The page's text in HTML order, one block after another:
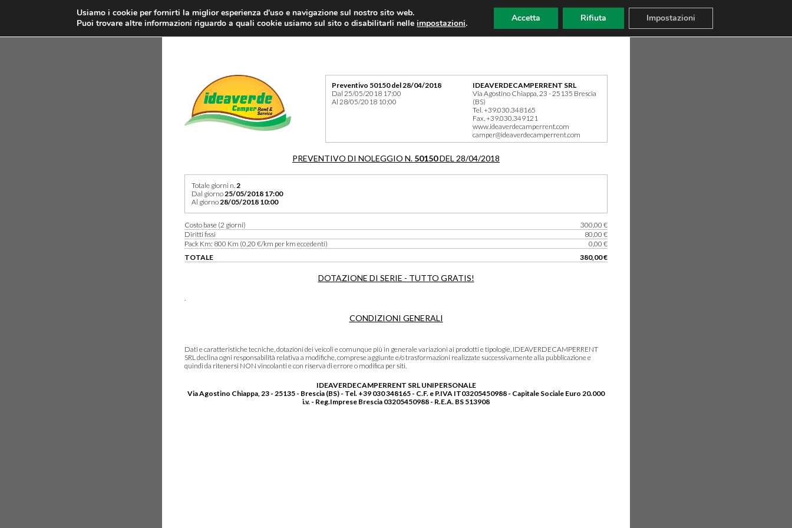
IDEAVERDECAMPERRENT SRL
Via Agostino Chiappa, 23 - 25135 Brescia
(BS)
Tel. +39.030.348165
Fax. +39.030.349121
www.ideaverdecamperrent.com
camper@ideaverdecamperrent.com
Preventivo 50150 del 28/04/2018
Dal 25/05/2018 17:00
Al 28/05/2018 10:00
PREVENTIVO DI NOLEGGIO N. 50150DEL 28/04/2018
Totale giorni n.2
Dal giorno25/05/2018 17:00
Al giorno28/05/2018 10:00
Costo base (2 giorni)
300,00 €
Diritti fissi
80,00 €
Pack Km: 800 Km (0,20 €/km per km eccedenti)
0,00 €
TOTALE
380,00 €
DOTAZIONE DI SERIE - TUTTO GRATIS!
.
CONDIZIONI GENERALI
Dati e caratteristiche tecniche, dotazioni dei veicoli e comunque più in generale variazioni ai prodotti e tipologie, IDEAVERDECAMPERRENT
SRL declina ogni responsabilità relativa a modifiche, comprese aggiunte e/o trasformazioni realizzate successivamente alla pubblicazione e
quindi da ritenersi NON vincolanti e con riserva di errore o modifica per siti.
IDEAVERDECAMPERRENT SRL UNIPERSONALE
Via Agostino Chiappa, 23 - 25135 - Brescia (BS) - Tel. +39 030 348165 - C.F. e P.IVA IT03205450988 - Capitale Sociale Euro 20.000
i.v. - Reg.Imprese Brescia 03205450988 - R.E.A. BS 513908
Usiamo i cookie per fornirti la miglior esperienza d'uso e navigazione sul nostro sito web.
Puoi trovare altre informazioni riguardo a quali cookie usiamo sul sito o disabilitarli nelleimpostazioni. Accetta Rifiuta Impostazioni